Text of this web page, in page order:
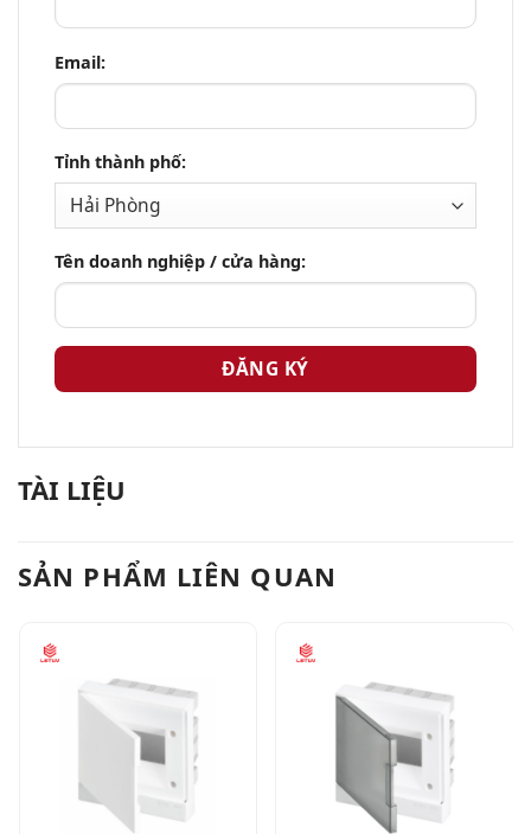
Email:
Tỉnh thành phố:
Tên doanh nghiệp / cửa hàng:
TÀI LIỆU
SẢN PHẨM LIÊN QUAN